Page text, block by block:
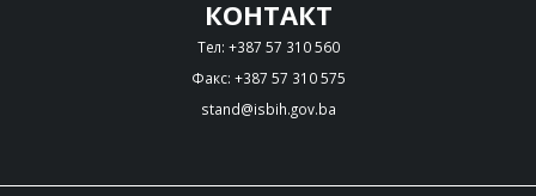
КОНТАКТ
Тел: +387 57 310 560
Факс: +387 57 310 575
stand@isbih.gov.ba